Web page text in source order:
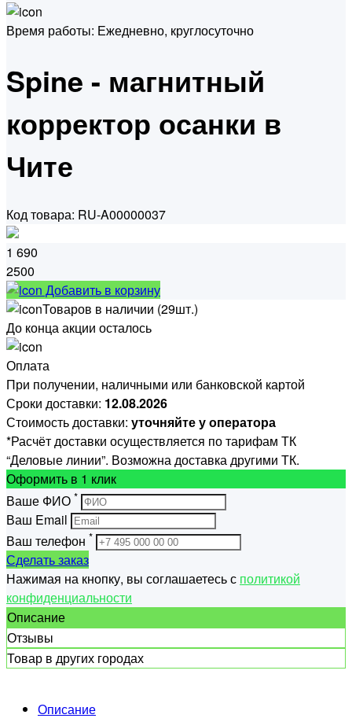
Время работы: Ежедневно, круглосуточно
Spine - магнитный
корректор осанки в
Чите
Код товара: RU-A00000037
1 690
2500
Добавить в корзину
Товаров в наличии (29шт.)
До конца акции осталось
Оплата
При получении, наличными или банковской картой
Сроки доставки: 12.08.2026
Стоимость доставки: уточняйте у оператора
*Расчёт доставки осуществляется по тарифам ТК
“Деловые линии”. Возможна доставка другими ТК.
Оформить в 1 клик
Ваше ФИО *
Ваш Email
Ваш телефон *
Сделать заказ
Нажимая на кнопку, вы соглашаетесь с политикой
конфиденциальности
Описание
Отзывы
Товар в других городах
Описание